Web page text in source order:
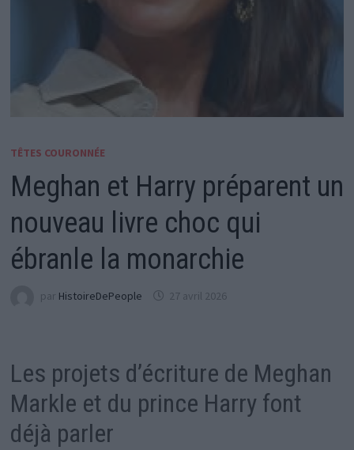
TÊTES COURONNÉE
Meghan et Harry préparent un
nouveau livre choc qui
ébranle la monarchie
par HistoireDePeople 27 avril 2026
Les projets d’écriture de Meghan
Markle et du prince Harry font
déjà parler